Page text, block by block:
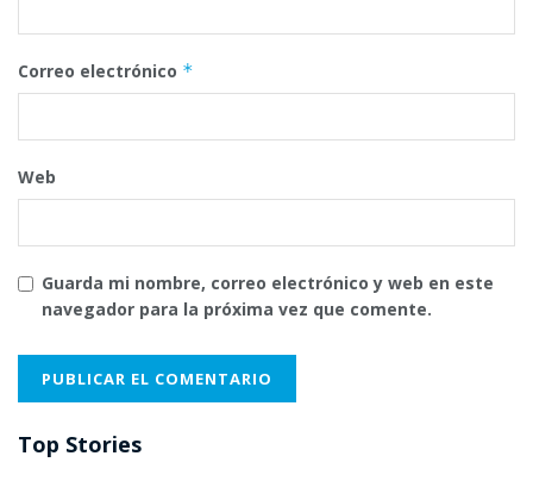
Correo electrónico *
Web
Guarda mi nombre, correo electrónico y web en este
navegador para la próxima vez que comente.
Top Stories